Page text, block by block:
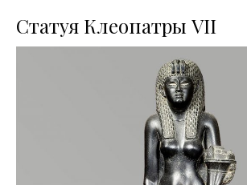
Статуя Клеопатры VII